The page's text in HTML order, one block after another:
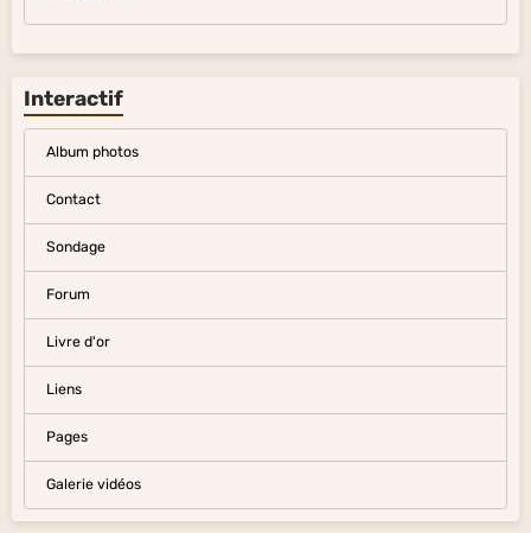
Interactif
Album photos
Contact
Sondage
Forum
Livre d'or
Liens
Pages
Galerie vidéos